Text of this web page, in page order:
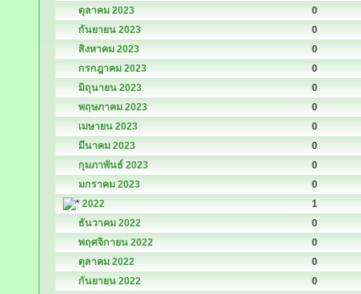
ตุลาคม 2023
0
กันยายน 2023
0
สิงหาคม 2023
0
กรกฎาคม 2023
0
มิถุนายน 2023
0
พฤษภาคม 2023
0
เมษายน 2023
0
มีนาคม 2023
0
กุมภาพันธ์ 2023
0
มกราคม 2023
0
2022
1
ธันวาคม 2022
0
พฤศจิกายน 2022
0
ตุลาคม 2022
0
กันยายน 2022
0